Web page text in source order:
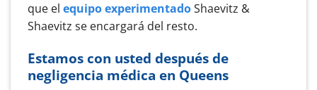
que el equipo experimentadoShaevitz &
Shaevitz se encargará del resto.
Estamos con usted después de
negligencia médica en Queens